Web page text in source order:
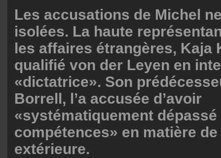
Les accusations de Michel
isolées. La haute
les affaires étrangères, Kaja
qualifié von der Leyen en
«dictatrice». Son
Borrell, l’a accusée d’avoir
«systématiquement dépassé
compétences» en matière
extérieure.